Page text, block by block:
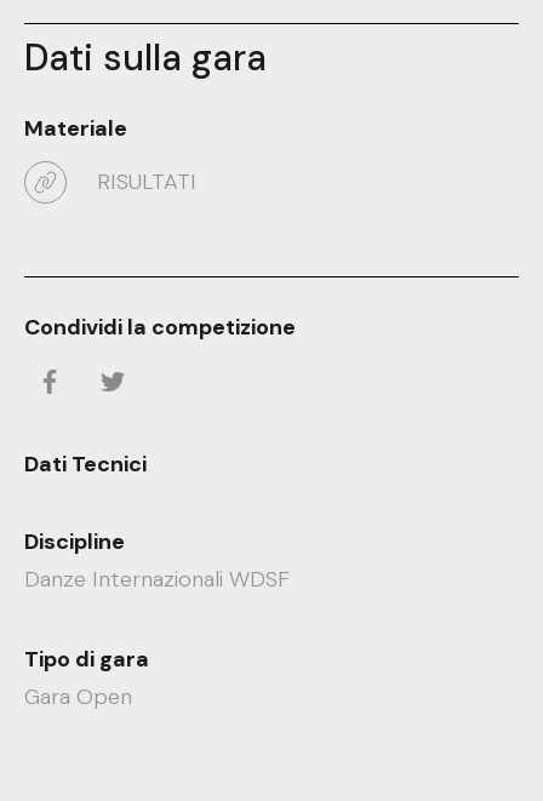
Dati sulla gara
Materiale
RISULTATI
Condividi la competizione
Dati Tecnici
Discipline
Danze Internazionali WDSF
Tipo di gara
Gara Open